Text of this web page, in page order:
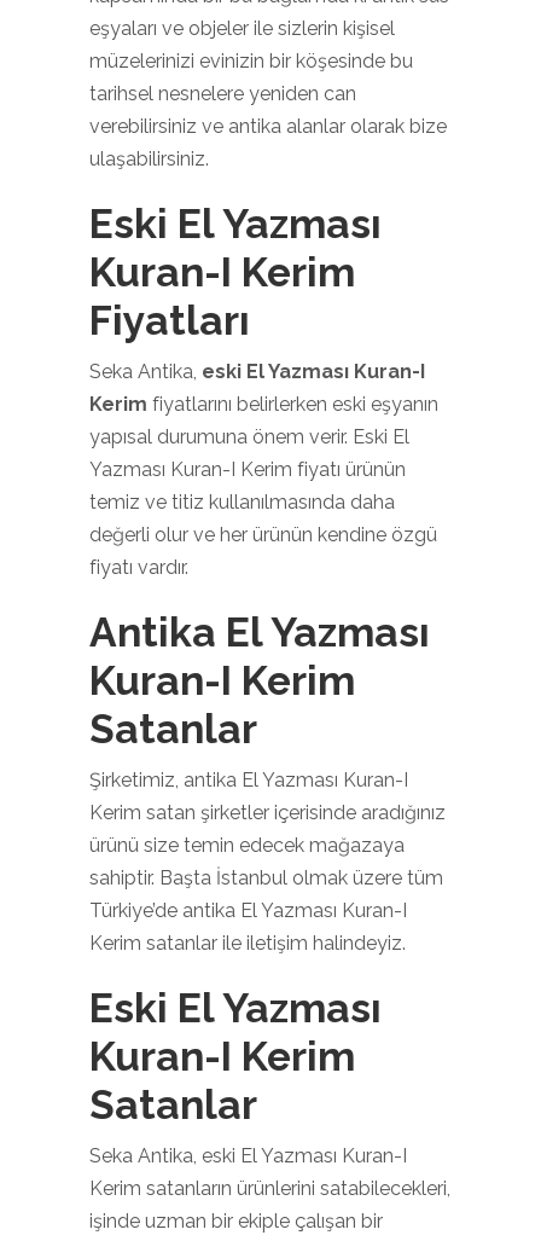
eşyaları ve objeler ile sizlerin kişisel
müzelerinizi evinizin bir köşesinde bu
tarihsel nesnelere yeniden can
verebilirsiniz ve antika alanlar olarak bize
ulaşabilirsiniz.
Eski El Yazması
Kuran-I Kerim
Fiyatları
Seka Antika, eski El Yazması Kuran-I
Kerim fiyatlarını belirlerken eski eşyanın
yapısal durumuna önem verir. Eski El
Yazması Kuran-I Kerim fiyatı ürünün
temiz ve titiz kullanılmasında daha
değerli olur ve her ürünün kendine özgü
fiyatı vardır.
Antika El Yazması
Kuran-I Kerim
Satanlar
Şirketimiz, antika El Yazması Kuran-I
Kerim satan şirketler içerisinde aradığınız
ürünü size temin edecek mağazaya
sahiptir. Başta İstanbul olmak üzere tüm
Türkiye’de antika El Yazması Kuran-I
Kerim satanlar ile iletişim halindeyiz.
Eski El Yazması
Kuran-I Kerim
Satanlar
Seka Antika, eski El Yazması Kuran-I
Kerim satanların ürünlerini satabilecekleri,
işinde uzman bir ekiple çalışan bir